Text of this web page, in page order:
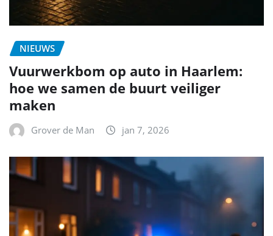
NIEUWS
Vuurwerkbom op auto in Haarlem:
hoe we samen de buurt veiliger
maken
Grover de Man jan 7, 2026